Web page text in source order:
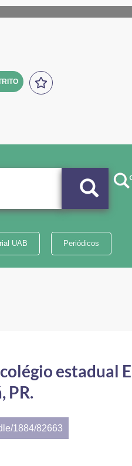
UAB Periódicos
estadual
PR.
1884/82663